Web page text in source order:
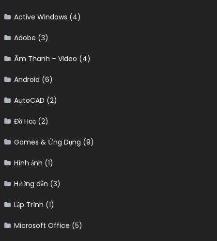
Active Windows (4)
Adobe (3)
Âm Thanh – Video (4)
Android (6)
AutoCAD (2)
Đồ Hoạ(2)
Games & Ứng Dụng (9)
Hình ảnh (1)
Hướng dẫn (3)
Lập Trình (1)
Microsoft Office (5)